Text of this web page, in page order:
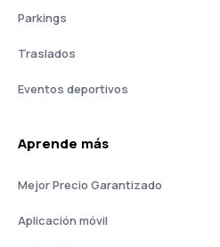
Parkings
Traslados
Eventos deportivos
Aprende más
Mejor Precio Garantizado
Aplicación móvil